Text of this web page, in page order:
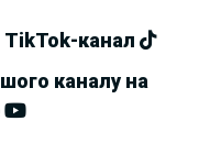
TikTok-канал
каналу на